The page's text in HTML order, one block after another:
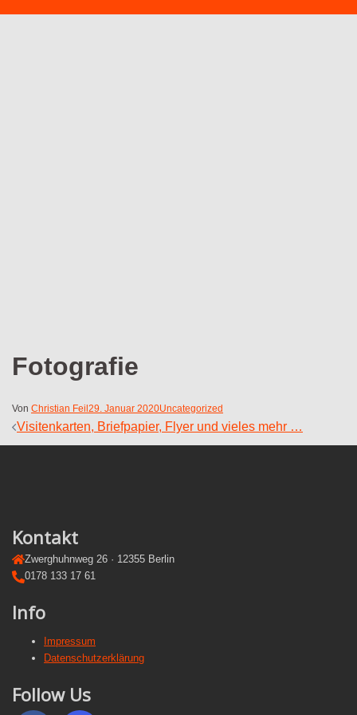
Fotografie
Von Christian Feil 29. Januar 2020Uncategorized
Beitragsnavigation
Visitenkarten, Briefpapier, Flyer und vieles mehr …
Kontakt
Zwerghuhnweg 26 · 12355 Berlin
0178 133 17 61
Info
Impressum
Datenschutzerklärung
Follow Us